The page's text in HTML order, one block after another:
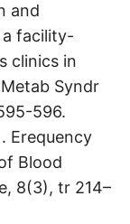
and
a facility-
clinics in
Syndr
596.
Erequency
Blood
8(3), tr 214–